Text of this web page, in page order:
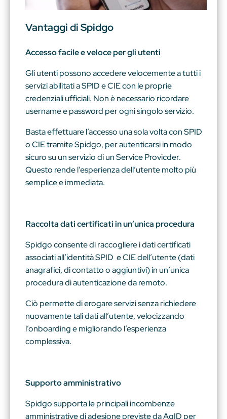
Vantaggi di Spidgo
Accesso facile e veloce per gli utenti
Gli utenti possono accedere velocemente a tutti i
servizi abilitati a SPID e CIE con le proprie
credenziali ufficiali. Non è necessario ricordare
username e password per ogni singolo servizio.
Basta effettuare l’accesso una sola volta con SPID
o CIE tramite Spidgo, per autenticarsi in modo
sicuro su un servizio di un Service Provicder.
Questo rende l’esperienza dell’utente molto più
semplice e immediata.
Raccolta dati certificati in un’unica procedura
Spidgo consente di raccogliere i dati certificati
associati all’identità SPID e CIE dell’utente (dati
anagrafici, di contatto o aggiuntivi) in un’unica
procedura di autenticazione da remoto.
Ciò permette di erogare servizi senza richiedere
nuovamente tali dati all’utente, velocizzando
l’onboarding e migliorando l’esperienza
complessiva.
Supporto amministrativo
Spidgo supporta le principali incombenze
amministrative di adesione previste da AgID per